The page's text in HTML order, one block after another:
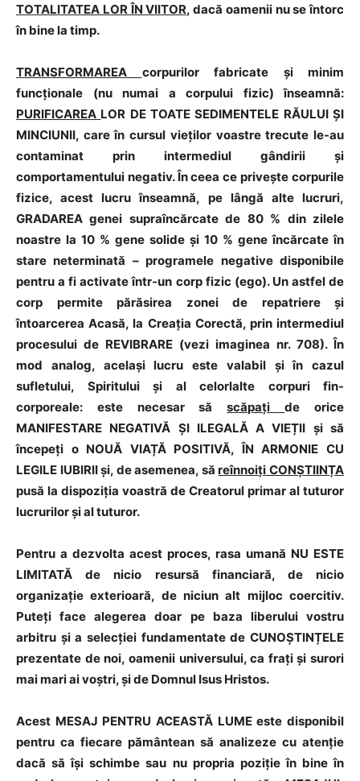
TOTALITATEA LOR ÎN VIITOR, dacă oamenii nu se întorc
în bine la timp.
TRANSFORMAREA corpurilor fabricate și minim
funcționale (nu numai a corpului fizic) înseamnă:
PURIFICAREA LOR DE TOATE SEDIMENTELE RĂULUI ȘI
MINCIUNII, care în cursul vieților voastre trecute le-au
contaminat prin intermediul gândirii și
comportamentului negativ. În ceea ce privește corpurile
fizice, acest lucru înseamnă, pe lângă alte lucruri,
GRADAREA genei supraîncărcate de 80 % din zilele
noastre la 10 % gene solide și 10 % gene încărcate în
stare neterminată – programele negative disponibile
pentru a fi activate într-un corp fizic (ego). Un astfel de
corp permite părăsirea zonei de repatriere și
întoarcerea Acasă, la Creația Corectă, prin intermediul
procesului de REVIBRARE (vezi imaginea nr. 708). În
mod analog, același lucru este valabil și în cazul
sufletului, Spiritului și al celorlalte corpuri fin-
corporeale: este necesar săscăpațide orice
MANIFESTARE NEGATIVĂ ȘI ILEGALĂ A VIEȚII și să
începeți o NOUĂ VIAȚĂ POSITIVĂ, ÎN ARMONIE CU
LEGILE IUBIRII și, de asemenea, săreînnoiți CONȘTIINȚA
pusă la dispoziția voastră de Creatorul primar al tuturor
lucrurilor și al tuturor.
Pentru a dezvolta acest proces, rasa umană NU ESTE
LIMITATĂ de nicio resursă financiară, de nicio
organizație exterioară, de niciun alt mijloc coercitiv.
Puteți face alegerea doar pe baza liberului vostru
arbitru și a selecției fundamentate de CUNOȘTINȚELE
prezentate de noi, oamenii universului, ca frați și surori
mai mari ai voștri, și de Domnul Isus Hristos.
Acest MESAJ PENTRU ACEASTĂ LUME este disponibil
pentru ca fiecare pământean să analizeze cu atenție
dacă să își schimbe sau nu propria poziție în bine în